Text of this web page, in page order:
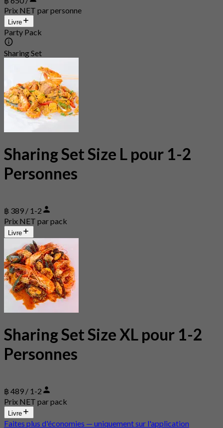
Prix NET par personne
Livre
Party Pack
Sharing Set
Sharing Set Size L pour 1-2
Personnes
฿ 389 / 1-2
Prix NET par pack
Livre
Sharing Set Size XL pour 1-2
Personnes
฿ 489 / 1-2
Prix NET par pack
Livre
Faites plus d'économies — uniquement sur l'application